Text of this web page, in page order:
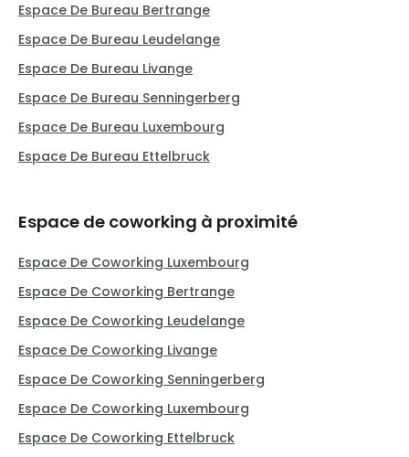
Espace De Bureau Bertrange
Espace De Bureau Leudelange
Espace De Bureau Livange
Espace De Bureau Senningerberg
Espace De Bureau Luxembourg
Espace De Bureau Ettelbruck
Espace de coworking à proximité
Espace De Coworking Luxembourg
Espace De Coworking Bertrange
Espace De Coworking Leudelange
Espace De Coworking Livange
Espace De Coworking Senningerberg
Espace De Coworking Luxembourg
Espace De Coworking Ettelbruck